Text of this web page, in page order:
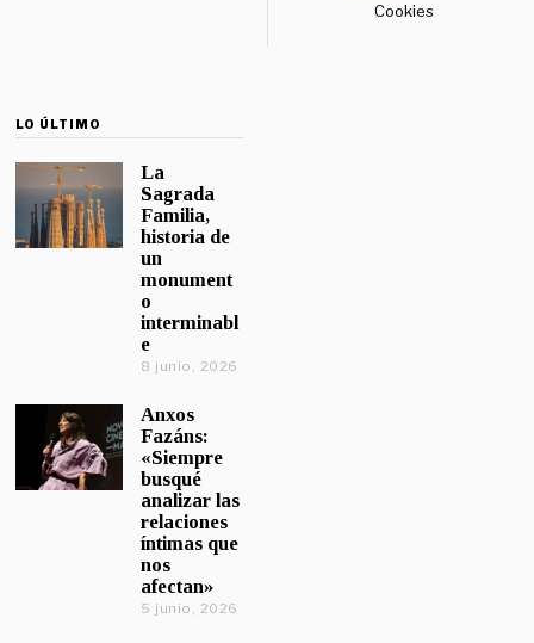
Cookies
LO ÚLTIMO
La
Sagrada
Familia,
historia de
un
monument
o
interminabl
e
8 junio, 2026
Anxos
Fazáns:
«Siempre
busqué
analizar las
relaciones
íntimas que
nos
afectan»
5 junio, 2026